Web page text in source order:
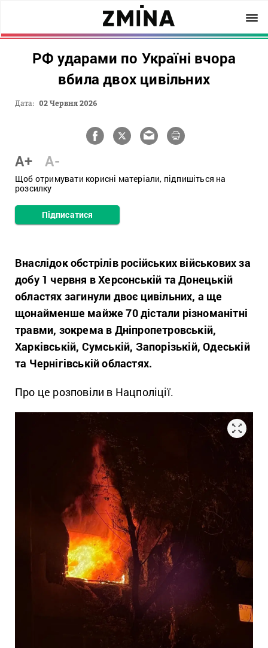
РФ ударами по Україні вчора
вбила двох цивільних
Дата: 02 Червня 2026
A+ A-
Щоб отримувати корисні матеріали, підпишіться на
розсилку
Підписатися
Внаслідок обстрілів російських військових за
добу 1 червня в Херсонській та Донецькій
областях загинули двоє цивільних, а ще
щонайменше майже 70 дістали різноманітні
травми, зокрема в Дніпропетровській,
Харківській, Сумській, Запорізькій, Одеській
та Чернігівській областях.
Про це розповіли в Нацполіції.